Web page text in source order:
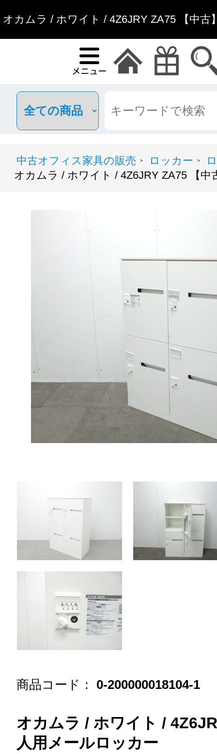
オカムラ / ホワイト / 4Z6JRY ZA75 【中古
フィス家具通
中古オフィス家具の販売 > ロッカー >
オカムラ / ホワイト / 4Z6JRY ZA75 【中
商品コード： 0-200000018104-1
オカムラ / ホワイト /
人用メールロッカー